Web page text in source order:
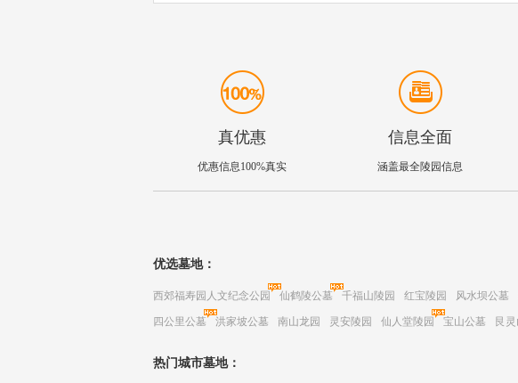
真优惠
优惠信息100%真实
信息全面
涵盖最全陵园信息
优选墓地：
西郊福寿园人文纪念公园 仙鹤陵公墓 千福山陵园 红宝陵园 风水坝公墓
四公里公墓 洪家坡公墓 南山龙园 灵安陵园 仙人堂陵园 宝山公墓 艮
热门城市墓地：